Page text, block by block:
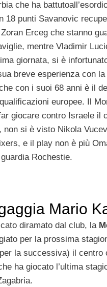
che ha
18 punti Savanovic
Erceg che stanno
mentre Vladimir
giornata, si è
breve esperienza con la
con i suoi 68 anni è il
europee. Il
giocare contro Israele il
non si è visto Nikola
e il play non è più
Rochestie.
Mario
diramato dal club, la
per la prossima
la successiva) il centro
ha giocato l’ultima